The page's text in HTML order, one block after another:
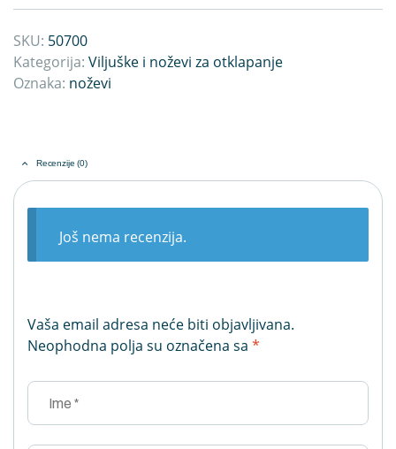
SKU: 50700
Kategorija: Viljuške i noževi za otklapanje
Oznaka: noževi
Recenzije (0)
Još nema recenzija.
Vaša email adresa neće biti objavljivana.
Neophodna polja su označena sa *